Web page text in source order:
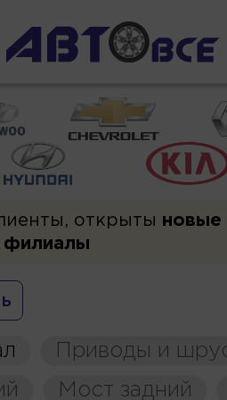
открыты новые
филиалы
Приводы и
Мост задний